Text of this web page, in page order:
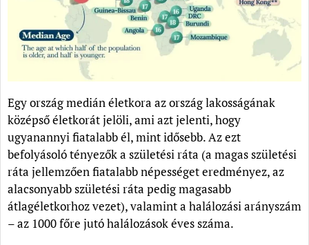
Egy ország medián életkora az ország lakosságának
középső életkorát jelöli, ami azt jelenti, hogy
ugyanannyi fiatalabb él, mint idősebb. Az ezt
befolyásoló tényezők a születési ráta (a magas születési
ráta jellemzően fiatalabb népességet eredményez, az
alacsonyabb születési ráta pedig magasabb
átlagéletkorhoz vezet), valamint a halálozási arányszám
– az 1000 főre jutó halálozások éves száma.